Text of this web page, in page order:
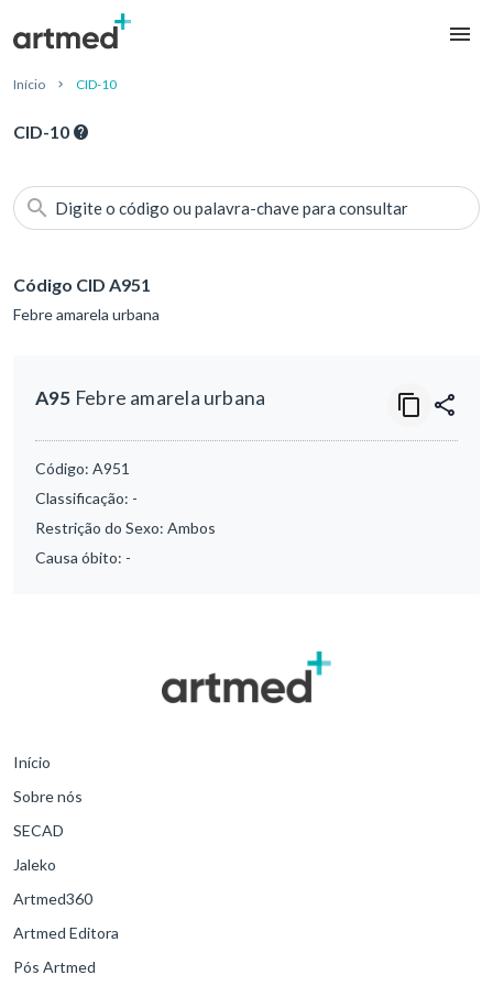
Início CID-10
CID-10
Digite o código ou palavra-chave para consultar
Código CID A951
Febre amarela urbana
A95 Febre amarela urbana
Código: A951
Classificação: -
Restrição do Sexo: Ambos
Causa óbito: -
Início
Sobre nós
SECAD
Jaleko
Artmed360
Artmed Editora
Pós Artmed